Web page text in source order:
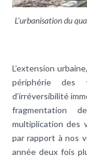
L’urbanisation du
L’extension
périphérie des
d’irréversibilité
fragmentation
multiplication des
par rapport à nos
année deux fois